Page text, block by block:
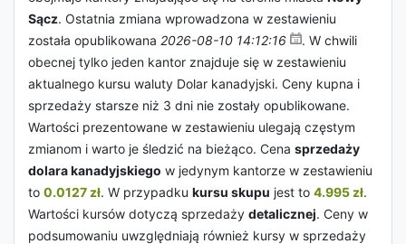
Sącz. Ostatnia zmiana wprowadzona w zestawieniu
została opublikowana 2026-08-10 14:12:16
. W chwili
obecnej tylko jeden kantor znajduje się w zestawieniu
aktualnego kursu waluty Dolar kanadyjski. Ceny kupna i
sprzedaży starsze niż 3 dni nie zostały opublikowane.
Wartości prezentowane w zestawieniu ulegają częstym
zmianom i warto je śledzić na bieżąco. Cena sprzedaży
dolara kanadyjskiego w jedynym kantorze w zestawieniu
to 0.0127 zł. W przypadku kursu skupu jest to 4.995 zł.
Wartości kursów dotyczą sprzedaży detalicznej. Ceny w
podsumowaniu uwzględniają również kursy w sprzedaży